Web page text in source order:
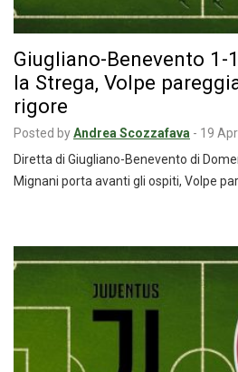
Giugliano-Benevento 1-
la Strega, Volpe
rigore
Posted byAndrea Scozzafava - 19
Diretta di Giugliano-Benevento di
Mignani porta avanti gli ospiti, Volpe